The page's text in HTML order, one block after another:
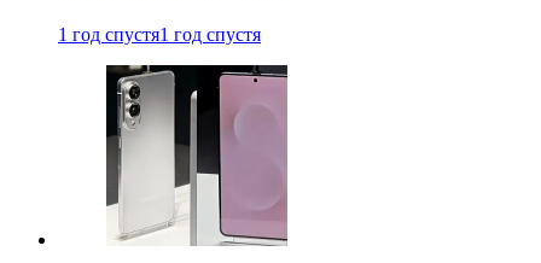
1 год спустя1 год спустя